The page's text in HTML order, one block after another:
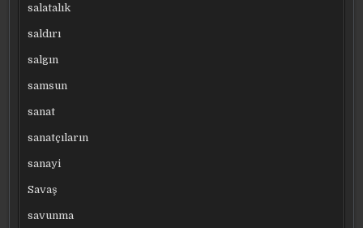
salatalık
saldırı
salgın
samsun
sanat
sanatçıların
sanayi
Savaş
savunma